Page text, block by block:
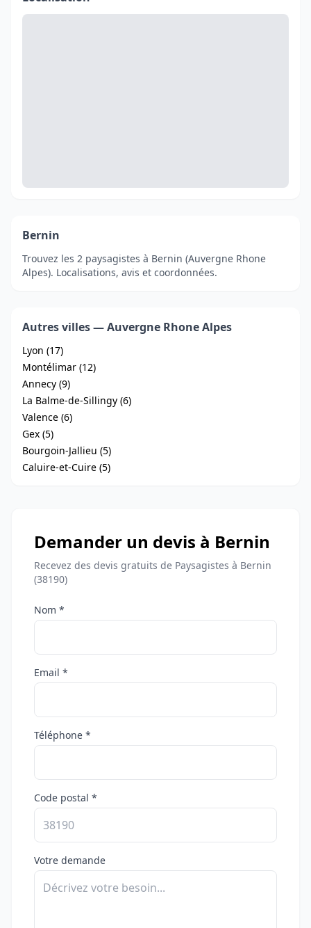
Bernin
Trouvez les 2 paysagistes à Bernin (Auvergne Rhone
Alpes). Localisations, avis et coordonnées.
Autres villes — Auvergne Rhone Alpes
Lyon (17)
Montélimar (12)
Annecy (9)
La Balme-de-Sillingy (6)
Valence (6)
Gex (5)
Bourgoin-Jallieu (5)
Caluire-et-Cuire (5)
Demander un devis à Bernin
Recevez des devis gratuits de Paysagistes à Bernin
(38190)
Nom *
Email *
Téléphone *
Code postal *
Votre demande